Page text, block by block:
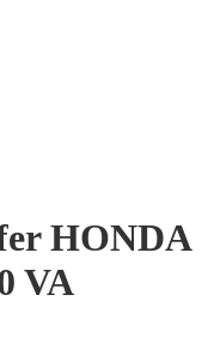
HONDA
VA